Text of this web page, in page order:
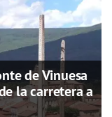
de Vinuesa
la carretera a